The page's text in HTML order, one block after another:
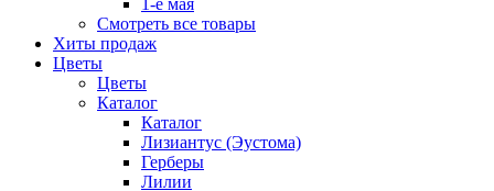
1-е мая
Смотреть все товары
Хиты продаж
Цветы
Цветы
Каталог
Каталог
Лизиантус (Эустома)
Герберы
Лилии